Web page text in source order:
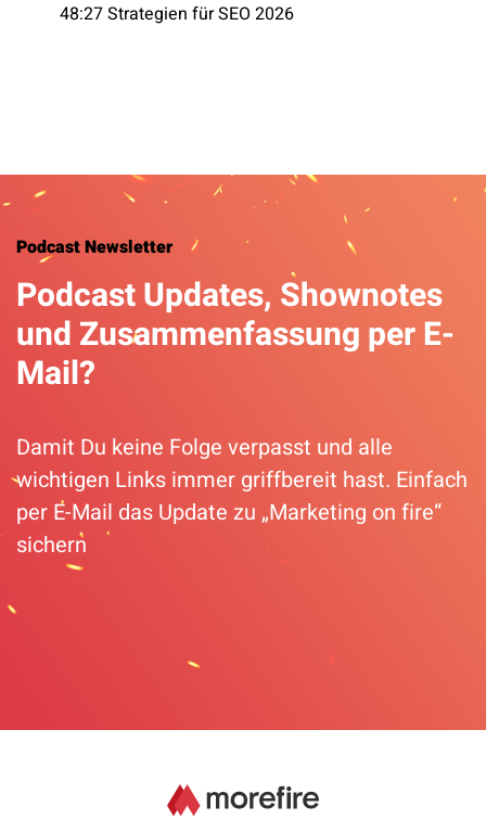
48:27 Strategien für SEO 2026
Podcast Newsletter
Podcast Updates, Shownotes
und Zusammenfassung per E-
Mail?
Damit Du keine Folge verpasst und alle
wichtigen Links immer griffbereit hast. Einfach
per E-Mail das Update zu „Marketing on fire“
sichern